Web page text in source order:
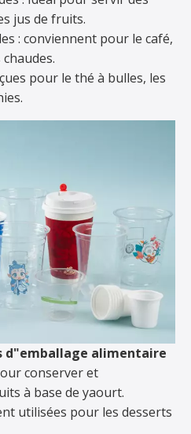
jus de fruits.
: conviennent pour le café,
pour le thé à bulles, les
d"emballage alimentaire
conserver et
à base de yaourt.
utilisées pour les desserts